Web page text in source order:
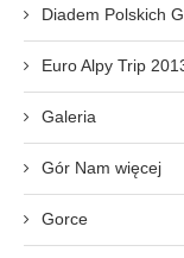
Diadem Polskich
Euro Alpy Trip
Galeria
Gór Nam więcej
Gorce